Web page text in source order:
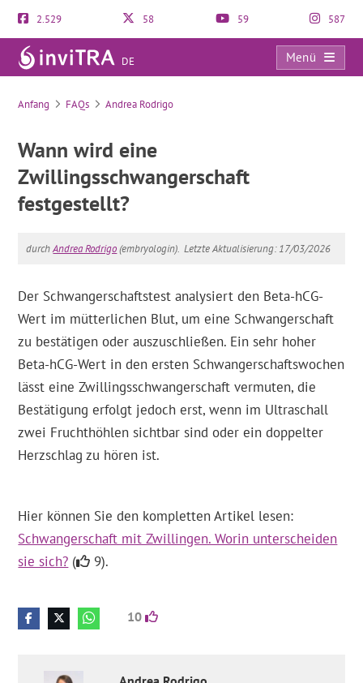
2.529 58 59 587
DE
Menü
FAQs
Anfang FAQs Andrea Rodrigo
Wann wird eine
Zwillingsschwangerschaft
festgestellt?
durchAndrea Rodrigo(embryologin). Letzte Aktualisierung: 17/03/2026
Der Schwangerschaftstest analysiert den Beta-hCG-
Wert im mütterlichen Blut, um eine Schwangerschaft
zu bestätigen oder auszuschließen. Ein sehr hoher
Beta-hCG-Wert in den ersten Schwangerschaftswochen
lässt eine Zwillingsschwangerschaft vermuten, die
Bestätigung erfolgt jedoch erst, wenn im Ultraschall
zwei Fruchthöhlen sichtbar sind oder ein doppelter
Herzschlag zu hören ist.
Hier können Sie den kompletten Artikel lesen:
Schwangerschaft mit Zwillingen. Worin unterscheiden
sie sich? ( 9).
10